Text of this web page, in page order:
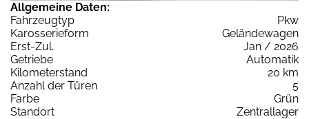
Allgemeine Daten:
Fahrzeugtyp
Pkw
Karosserieform
Geländewagen
Erst-Zul.
Jan / 2026
Getriebe
Automatik
Kilometerstand
20 km
Anzahl der Türen
5
Farbe
Grün
Standort
Zentrallager